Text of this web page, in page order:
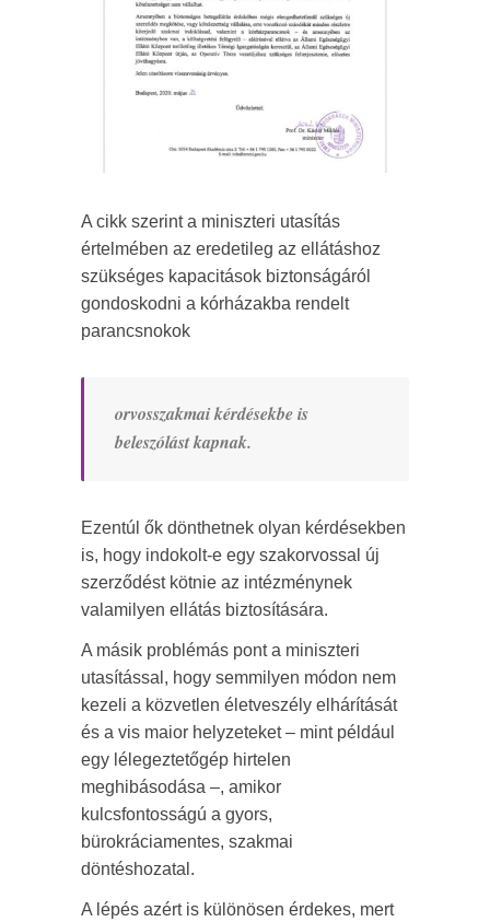
A cikk szerint a miniszteri utasítás
értelmében az eredetileg az ellátáshoz
szükséges kapacitások biztonságáról
gondoskodni a kórházakba rendelt
parancsnokok
orvosszakmai kérdésekbe is
beleszólást kapnak.
Ezentúl ők dönthetnek olyan kérdésekben
is, hogy indokolt-e egy szakorvossal új
szerződést kötnie az intézménynek
valamilyen ellátás biztosítására.
A másik problémás pont a miniszteri
utasítással, hogy semmilyen módon nem
kezeli a közvetlen életveszély elhárítását
és a vis maior helyzeteket – mint például
egy lélegeztetőgép hirtelen
meghibásodása –, amikor
kulcsfontosságú a gyors,
bürokráciamentes, szakmai
döntéshozatal.
A lépés azért is különösen érdekes, mert